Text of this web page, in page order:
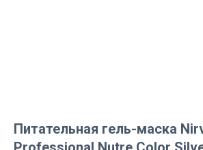
Питательная гель-маска